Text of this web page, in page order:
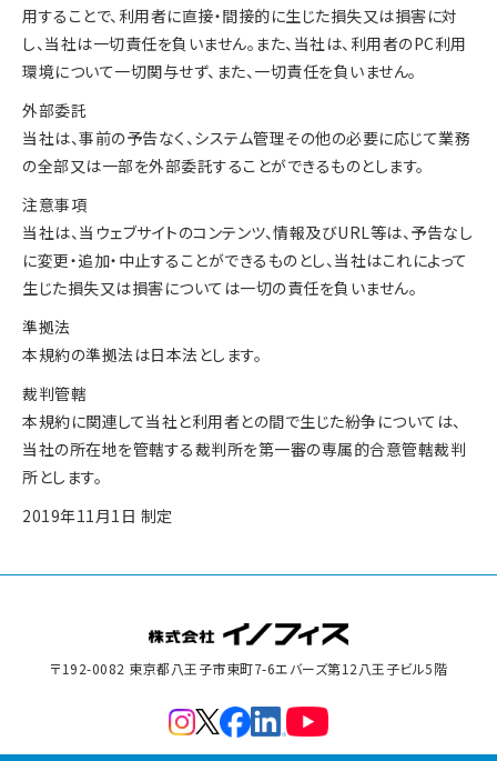
用することで、利用者に直接・間接的に生じた損失又は損害に対
し、当社は一切責任を負いません。また、当社は、利用者のPC利用
環境について一切関与せず、また、一切責任を負いません。
外部委託
当社は、事前の予告なく、システム管理その他の必要に応じて業務
の全部又は一部を外部委託することができるものとします。
注意事項
当社は、当ウェブサイトのコンテンツ、情報及びURL等は、予告なし
に変更・追加・中止することができるものとし、当社はこれによって
生じた損失又は損害については一切の責任を負いません。
準拠法
本規約の準拠法は日本法とします。
裁判管轄
本規約に関連して当社と利用者との間で生じた紛争については、
当社の所在地を管轄する裁判所を第一審の専属的合意管轄裁判
所とします。
2019年11月1日 制定
〒192-0082 東京都八王子市東町7-6エバーズ第12八王子ビル5階